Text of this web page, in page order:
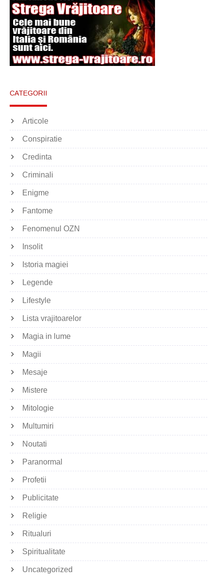
CATEGORII
Articole
Conspiratie
Credinta
Criminali
Enigme
Fantome
Fenomenul OZN
Insolit
Istoria magiei
Legende
Lifestyle
Lista vrajitoarelor
Magia in lume
Magii
Mesaje
Mistere
Mitologie
Multumiri
Noutati
Paranormal
Profetii
Publicitate
Religie
Ritualuri
Spiritualitate
Uncategorized